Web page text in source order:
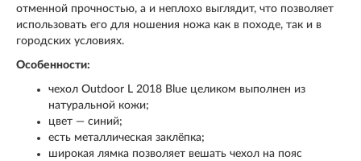
отменной прочностью, а и неплохо выглядит, что позволяет
использовать его для ношения ножа как в походе, так и в
городских условиях.
Особенности:
чехол Outdoor L 2018 Blue целиком выполнен из
натуральной кожи;
цвет — синий;
есть металлическая заклёпка;
широкая лямка позволяет вешать чехол на пояс